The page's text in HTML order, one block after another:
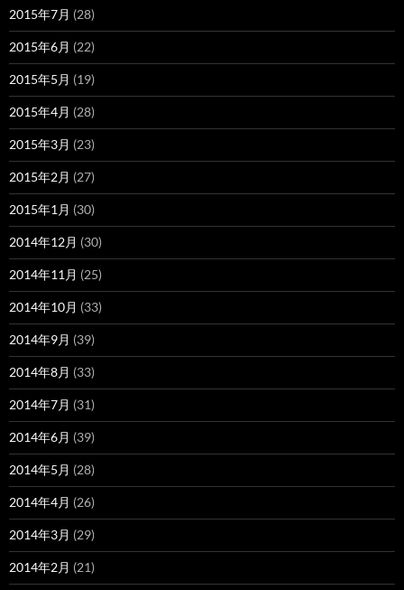
2015年7月 (28)
2015年6月 (22)
2015年5月 (19)
2015年4月 (28)
2015年3月 (23)
2015年2月 (27)
2015年1月 (30)
2014年12月 (30)
2014年11月 (25)
2014年10月 (33)
2014年9月 (39)
2014年8月 (33)
2014年7月 (31)
2014年6月 (39)
2014年5月 (28)
2014年4月 (26)
2014年3月 (29)
2014年2月 (21)